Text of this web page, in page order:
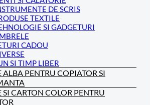
DE SCRIS
TEXTILE
SI GADGETURI
CADOU
SI TIMP LIBER
ALBA PENTRU COPIATOR SI
SI CARTON COLOR PENTRU